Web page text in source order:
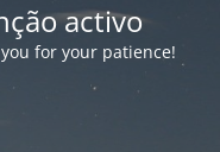
activo
for your patience!